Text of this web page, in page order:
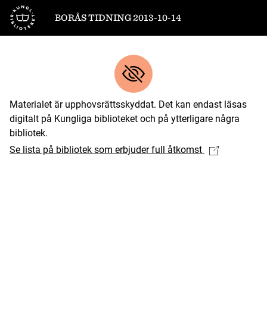
Till startsidan
BORÅS TIDNING 2013-10-14
Materialet är upphovsrättsskyddat. Det kan endast läsas
digitalt på Kungliga biblioteket och på ytterligare några
bibliotek.
Se lista på bibliotek som erbjuder full åtkomst